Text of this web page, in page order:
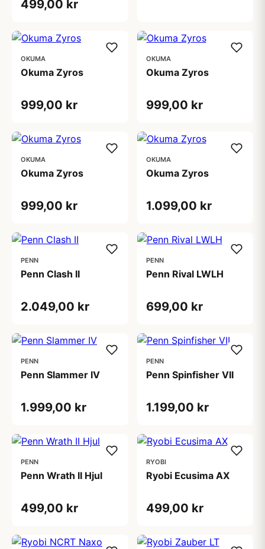
499,00 kr
OKUMA
Okuma Zyros
999,00 kr
OKUMA
Okuma Zyros
999,00 kr
OKUMA
Okuma Zyros
999,00 kr
OKUMA
Okuma Zyros
1.099,00 kr
PENN
Penn Clash II
2.049,00 kr
PENN
Penn Rival LWLH
699,00 kr
PENN
Penn Slammer IV
1.999,00 kr
PENN
Penn Spinfisher VII
1.199,00 kr
PENN
Penn Wrath II Hjul
499,00 kr
RYOBI
Ryobi Ecusima AX
499,00 kr